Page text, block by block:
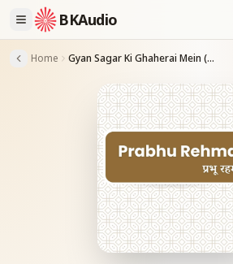
BKAudio
Home Gyan Sagar Ki Ghaherai Mein (F)